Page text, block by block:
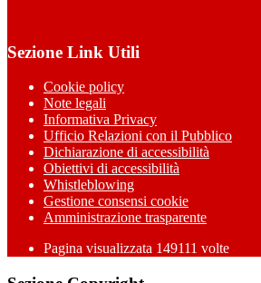
Sezione Link Utili
Cookie policy
Note legali
Informativa Privacy
Ufficio Relazioni con il Pubblico
Dichiarazione di accessibilità
Obiettivi di accessibilità
Whistleblowing
Gestione consensi cookie
Amministrazione trasparente
Pagina visualizzata 149111 volte